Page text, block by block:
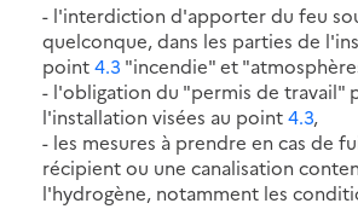
- l'interdiction d'apporter du feu
quelconque, dans les parties de
point4.3 "incendie" et
- l'obligation du "permis de travail"
l'installation visées au point4.3,
- les mesures à prendre en cas de
récipient ou une canalisation
l'hydrogène, notamment les